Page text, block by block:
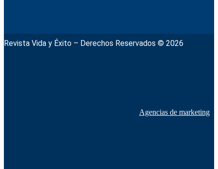
Revista Vida y Éxito – Derechos Reservados © 2026
Agencias de marketing